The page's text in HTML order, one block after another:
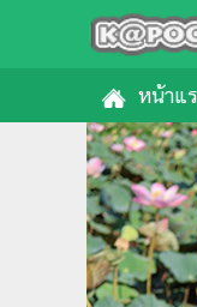
หน้าแ